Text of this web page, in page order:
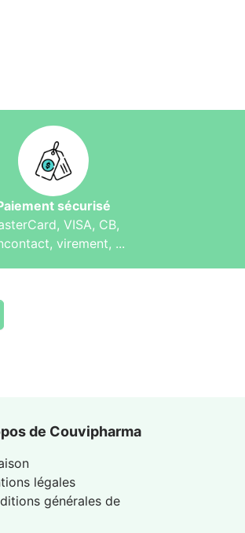
sécurisé
VISA, CB,
virement, ...
de Couvipharma
légales
générales de